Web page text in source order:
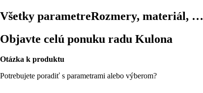
Všetky parametreRozmery, materiál, …
Objavte celú ponuku radu Kulona
Otázka k produktu
Potrebujete poradiť s parametrami alebo výberom?